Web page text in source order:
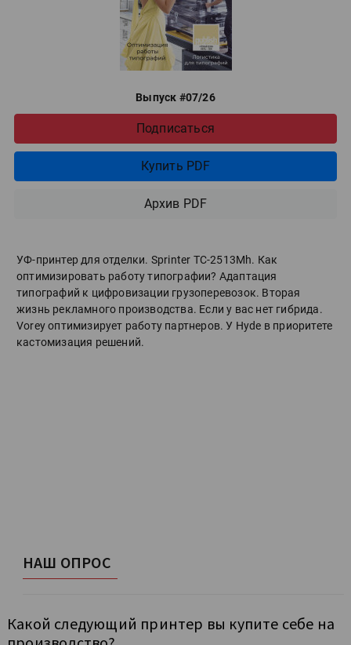
Выпуск #07/26
Подписаться
Купить PDF
Архив PDF
УФ-принтер для отделки. Sprinter ТС-2513Mh. Как
оптимизировать работу типографии? Адаптация
типографий к цифровизации грузоперевозок. Вторая
жизнь рекламного производства. Если у вас нет гибрида.
Vorey оптимизирует работу партнеров. У Hyde в приоритете
кастомизация решений.
НАШ ОПРОС
Какой следующий принтер вы купите себе на